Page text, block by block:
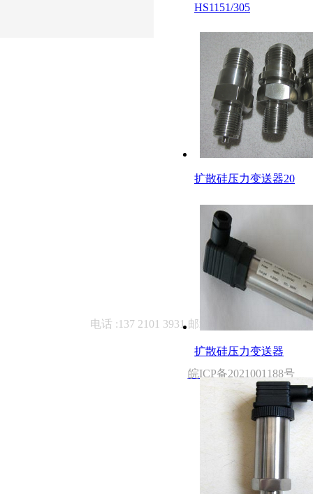
HS1151/305
扩散硅压力变送器20
扩散硅压力变送器
电话 :137 2101 3931 邮箱:
皖ICP备2021001188号
关于公司 新闻中心